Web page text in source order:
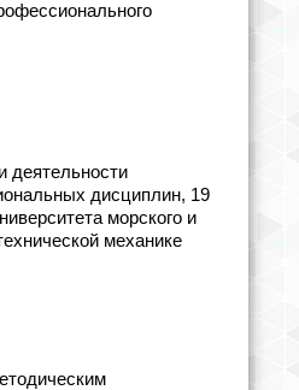
деятельности
дисциплин, 19
морского и
механике